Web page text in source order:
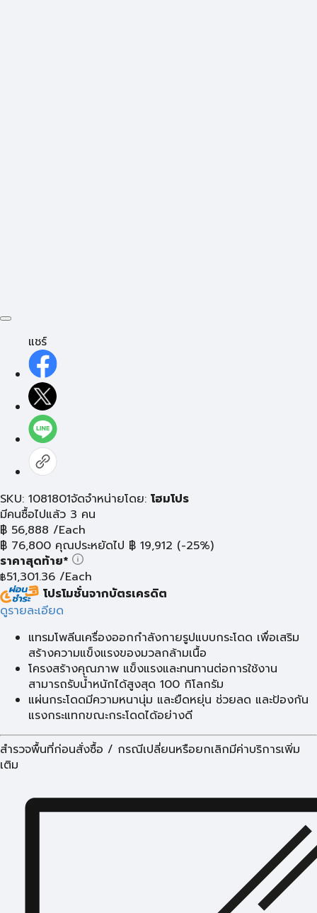
แชร์
SKU: 1081801จัดจำหน่ายโดย: โฮมโปร
มีคนซื้อไปแล้ว 3 คน
฿ 56,888 /Each
฿ 76,800 คุณประหยัดไป ฿ 19,912 (-25%)
ราคาสุดท้าย*
฿51,301.36 /Each
โปรโมชั่นจากบัตรเครดิต
ดูรายละเอียด
แทรมโพลีนเครื่องออกกำลังกายรูปแบบกระโดด เพื่อเสริม
สร้างความแข็งแรงของมวลกล้ามเนื้อ
โครงสร้างคุณภาพ แข็งแรงและทนทานต่อการใช้งาน
สามารถรับน้ำหนักได้สูงสุด 100 กิโลกรัม
แผ่นกระโดดมีความหนานุ่ม และยืดหยุ่น ช่วยลด และป้องกัน
แรงกระแทกขณะกระโดดได้อย่างดี
สำรวจพื้นที่ก่อนสั่งซื้อ / กรณีเปลี่ยนหรือยกเลิกมีค่าบริการเพิ่ม
เติม